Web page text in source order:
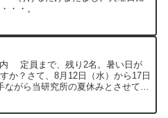
・・。
定員まで、残り2名。暑い日が
か？さて、8月12日（水）から17日
ながら当研究所の夏休みとさせてい